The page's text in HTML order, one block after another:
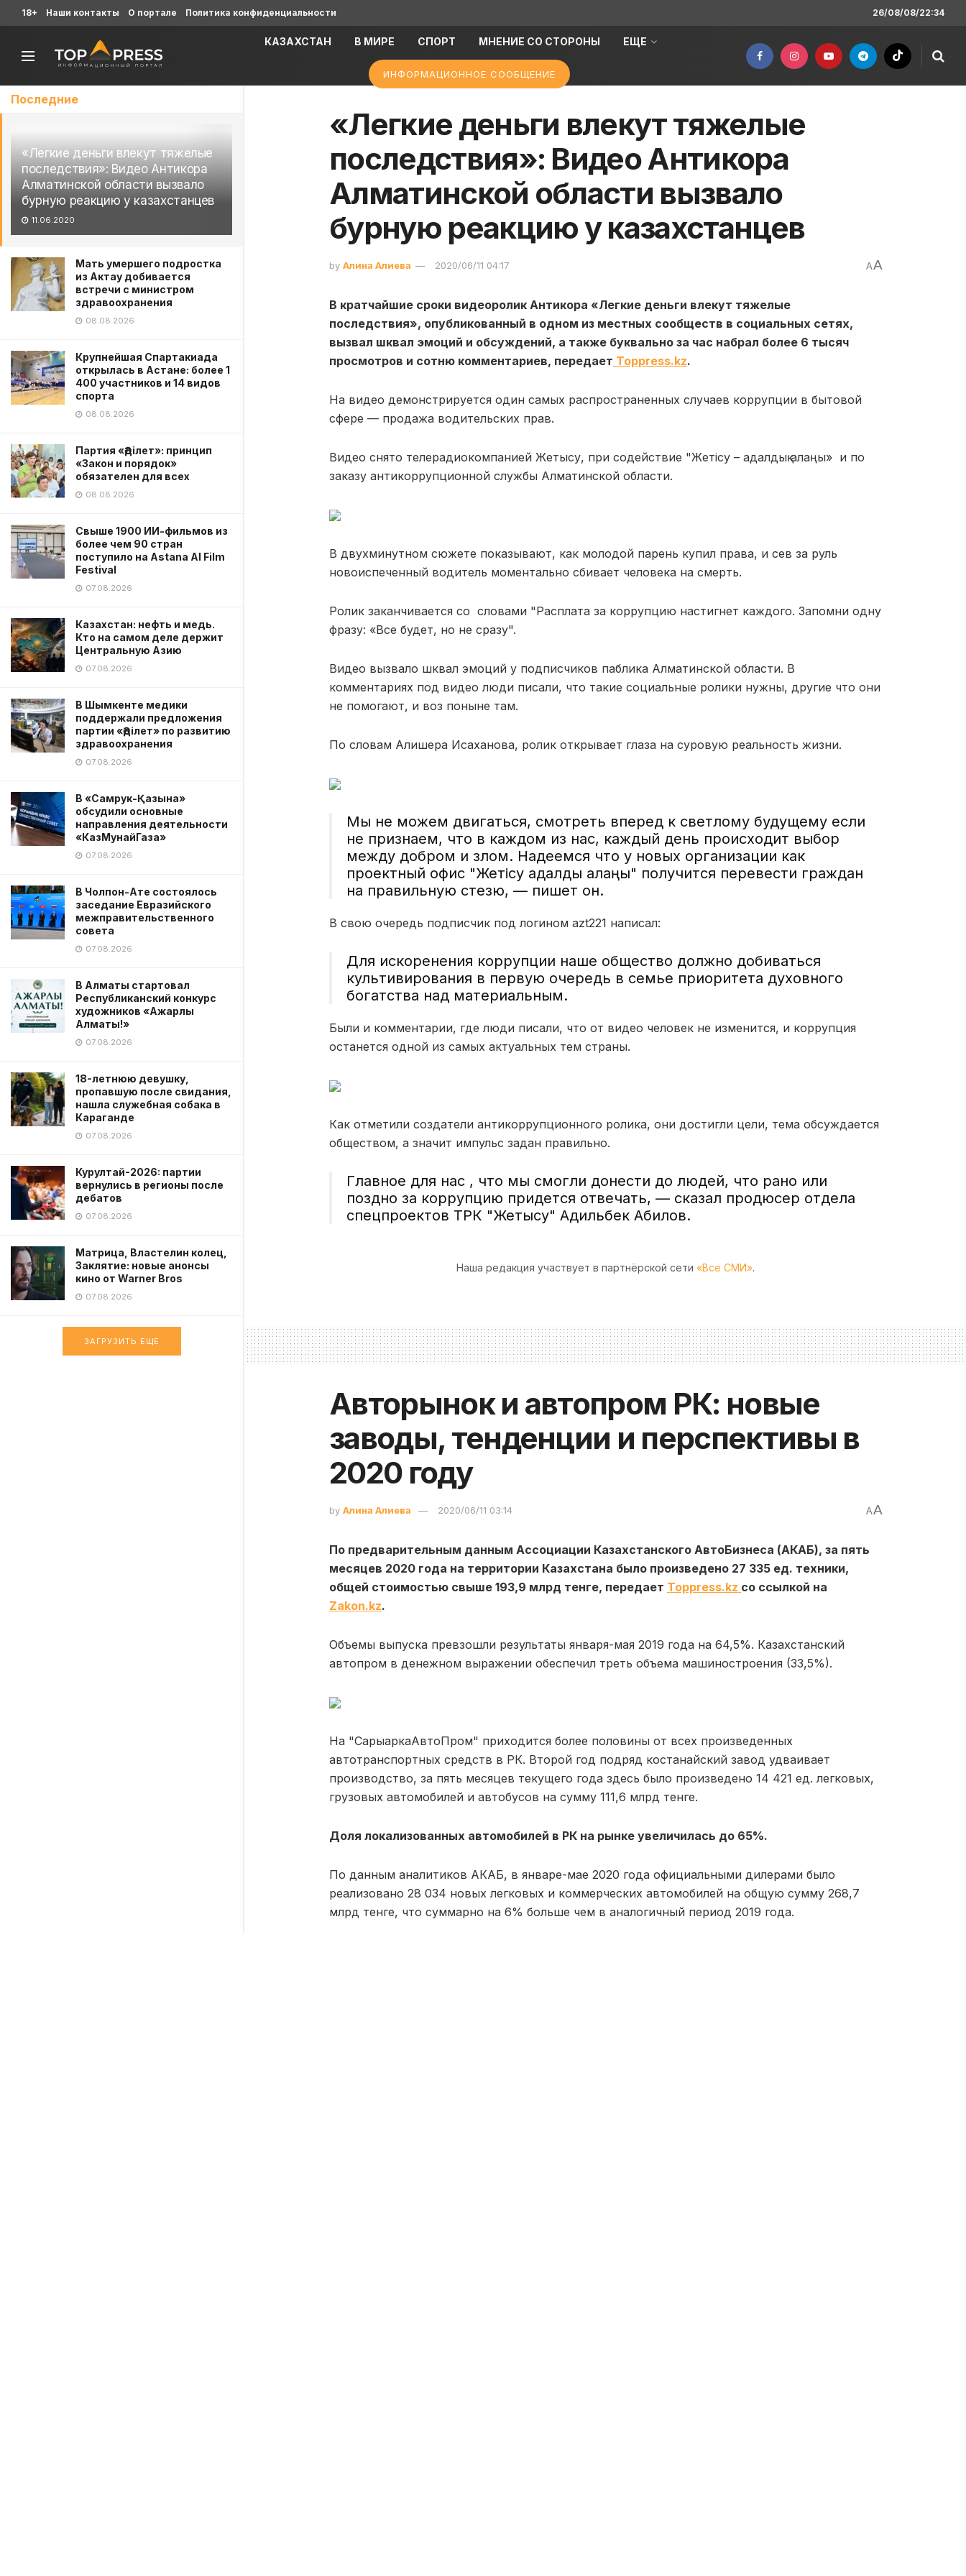
Последние
«Легкие деньги влекут тяжелые
последствия»: Видео Антикора
Алматинской области вызвало
бурную реакцию у казахстанцев
11.06.2020
Мать умершего подростка
из Актау добивается
встречи с министром
здравоохранения
08.08.2026
Крупнейшая Спартакиада
открылась в Астане: более 1
400 участников и 14 видов
спорта
08.08.2026
Партия «Әділет»: принцип
«Закон и порядок»
обязателен для всех
08.08.2026
Свыше 1900 ИИ-фильмов из
более чем 90 стран
поступило на Astana AI Film
Festival
07.08.2026
Казахстан: нефть и медь.
Кто на самом деле держит
Центральную Азию
07.08.2026
В Шымкенте медики
поддержали предложения
партии «Әділет» по развитию
здравоохранения
07.08.2026
В «Самрук-Қазына»
обсудили основные
направления деятельности
«КазМунайГаза»
07.08.2026
В Чолпон-Ате состоялось
заседание Евразийского
межправительственного
совета
07.08.2026
В Алматы стартовал
Республиканский конкурс
художников «Ажарлы
Алматы!»
07.08.2026
18-летнюю девушку,
пропавшую после свидания,
нашла служебная собака в
Караганде
07.08.2026
Курултай-2026: партии
вернулись в регионы после
дебатов
07.08.2026
Матрица, Властелин колец,
Заклятие: новые анонсы
кино от Warner Bros
07.08.2026
ЗАГРУЗИТЬ ЕЩЕ
18+ Наши контакты О портале Политика конфиденциальности 26/08/08/22:34
КАЗАХСТАН В МИРЕ СПОРТ МНЕНИЕ СО СТОРОНЫ ЕЩЕ
ИНФОРМАЦИОННОЕ СООБЩЕНИЕ
«Легкие деньги влекут тяжелые
последствия»: Видео Антикора
Алматинской области вызвало
бурную реакцию у казахстанцев
by Алина Алиева 2020/06/11 04:17 AA
В кратчайшие сроки видеоролик Антикора «Легкие деньги влекут тяжелые
последствия», опубликованный в одном из местных сообществ в социальных сетях,
вызвал шквал эмоций и обсуждений, а также буквально за час набрал более 6 тысяч
просмотров и сотню комментариев, передает Toppress.kz.
На видео демонстрируется один самых распространенных случаев коррупции в бытовой
сфере — продажа водительских прав.
Видео снято телерадиокомпанией Жетысу, при содействие "Жетісу – адалдық алаңы» и по
заказу антикоррупционной службы Алматинской области.
В двухминутном сюжете показывают, как молодой парень купил права, и сев за руль
новоиспеченный водитель моментально сбивает человека на смерть.
Ролик заканчивается со словами "Расплата за коррупцию настигнет каждого. Запомни одну
фразу: «Все будет, но не сразу".
Видео вызвало шквал эмоций у подписчиков паблика Алматинской области. В
комментариях под видео люди писали, что такие социальные ролики нужны, другие что они
не помогают, и воз поныне там.
По словам Алишера Исаханова, ролик открывает глаза на суровую реальность жизни.
Мы не можем двигаться, смотреть вперед к светлому будущему если
не признаем, что в каждом из нас, каждый день происходит выбор
между добром и злом. Надеемся что у новых организации как
проектный офис "Жетісу адалдық алаңы" получится перевести граждан
на правильную стезю, — пишет он.
В свою очередь подписчик под логином azt221 написал:
Для искоренения коррупции наше общество должно добиваться
культивирования в первую очередь в семье приоритета духовного
богатства над материальным.
Были и комментарии, где люди писали, что от видео человек не изменится, и коррупция
останется одной из самых актуальных тем страны.
Как отметили создатели антикоррупционного ролика, они достигли цели, тема обсуждается
обществом, а значит импульс задан правильно.
Главное для нас , что мы смогли донести до людей, что рано или
поздно за коррупцию придется отвечать, — сказал продюсер отдела
спецпроектов ТРК "Жетысу" Адильбек Абилов.
Наша редакция участвует в партнёрской сети «Все СМИ».
Авторынок и автопром РК: новые
заводы, тенденции и перспективы в
2020 году
by Алина Алиева 2020/06/11 03:14 AA
По предварительным данным Ассоциации Казахстанского АвтоБизнеса (АКАБ), за пять
месяцев 2020 года на территории Казахстана было произведено 27 335 ед. техники,
общей стоимостью свыше 193,9 млрд тенге, передает Toppress.kz со ссылкой на
Zakon.kz.
Объемы выпуска превзошли результаты января-мая 2019 года на 64,5%. Казахстанский
автопром в денежном выражении обеспечил треть объема машиностроения (33,5%).
На "СарыаркаАвтоПром" приходится более половины от всех произведенных
автотранспортных средств в РК. Второй год подряд костанайский завод удваивает
производство, за пять месяцев текущего года здесь было произведено 14 421 ед. легковых,
грузовых автомобилей и автобусов на сумму 111,6 млрд тенге.
Доля локализованных автомобилей в РК на рынке увеличилась до 65%.
По данным аналитиков АКАБ, в январе-мае 2020 года официальными дилерами было
реализовано 28 034 новых легковых и коммерческих автомобилей на общую сумму 268,7
млрд тенге, что суммарно на 6% больше чем в аналогичный период 2019 года.